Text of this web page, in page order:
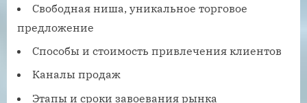
Свободная ниша, уникальное торговое
предложение
Способы и стоимость привлечения клиентов
Каналы продаж
Этапы и сроки завоевания рынка